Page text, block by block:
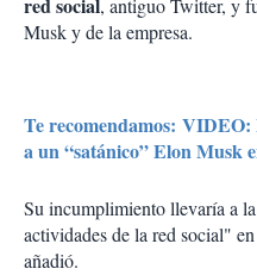
red social, antiguo Twitter, y
Musk y de la empresa.
Te recomendamos:
a un “satánico” Elon Musk
Su incumplimiento llevaría a
actividades de la red social"
añadió.